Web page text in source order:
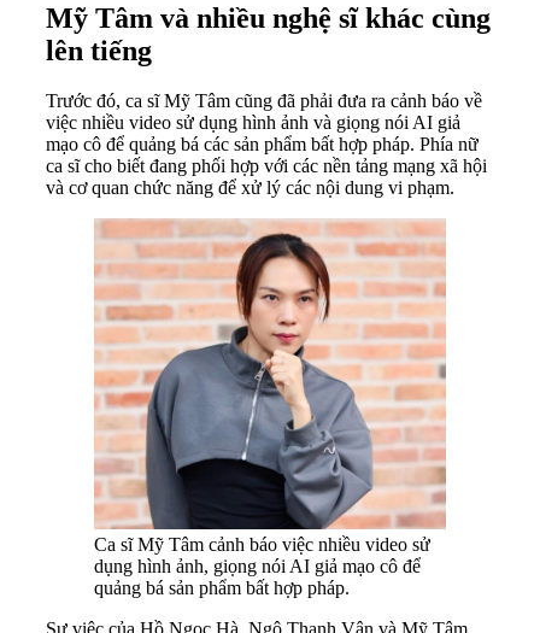
Mỹ Tâm và nhiều nghệ sĩ khác cùng
lên tiếng
Trước đó, ca sĩ Mỹ Tâm cũng đã phải đưa ra cảnh báo về
việc nhiều video sử dụng hình ảnh và giọng nói AI giả
mạo cô để quảng bá các sản phẩm bất hợp pháp. Phía nữ
ca sĩ cho biết đang phối hợp với các nền tảng mạng xã hội
và cơ quan chức năng để xử lý các nội dung vi phạm.
Ca sĩ Mỹ Tâm cảnh báo việc nhiều video sử
dụng hình ảnh, giọng nói AI giả mạo cô để
quảng bá sản phẩm bất hợp pháp.
Sự việc của Hồ Ngọc Hà, Ngô Thanh Vân và Mỹ Tâm